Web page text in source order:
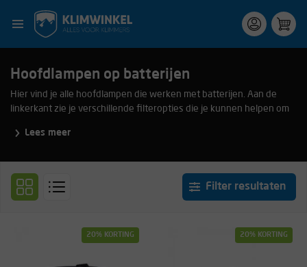
Hoofdlampen op batterijen
Hier vind je alle hoofdlampen die werken met batterijen. Aan de
linkerkant zie je verschillende filteropties die je kunnen helpen om
Lees meer
Filter resultaten
20% KORTING 20% KORTING